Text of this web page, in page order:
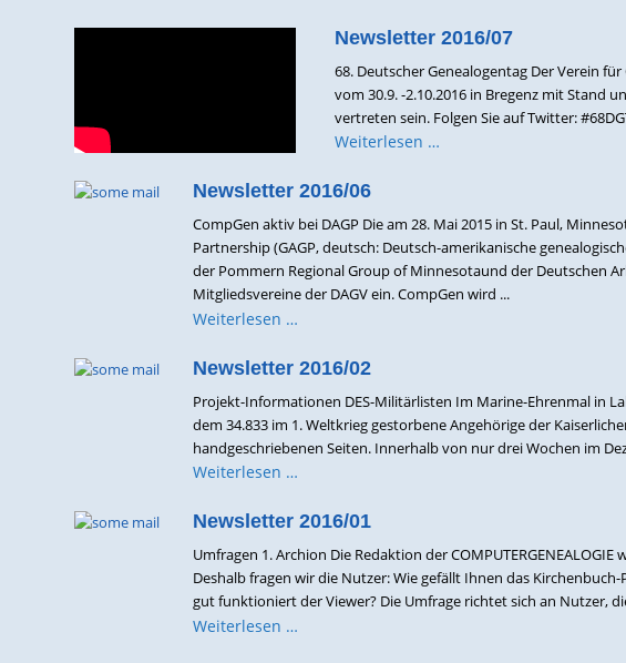
Newsletter 2016/07
68. Deutscher Genealogentag Der Verein
vom 30.9. -2.10.2016 in Bregenz mit Stand
vertreten sein. Folgen Sie auf Twitter:
Weiterlesen …
Newsletter 2016/06
CompGen aktiv bei DAGP Die am 28. Mai 2015 in St. Paul,
Partnership (GAGP, deutsch: Deutsch-amerikanische
der Pommern Regional Group of Minnesotaund der Deutschen
Mitgliedsvereine der DAGV ein. CompGen wird ...
Weiterlesen …
Newsletter 2016/02
Projekt-Informationen DES-Militärlisten Im Marine-Ehrenmal in
dem 34.833 im 1. Weltkrieg gestorbene Angehörige der
handgeschriebenen Seiten. Innerhalb von nur drei Wochen im
Weiterlesen …
Newsletter 2016/01
Umfragen 1. Archion Die Redaktion der
Deshalb fragen wir die Nutzer: Wie gefällt Ihnen das
gut funktioniert der Viewer? Die Umfrage richtet sich an Nutzer,
Weiterlesen …